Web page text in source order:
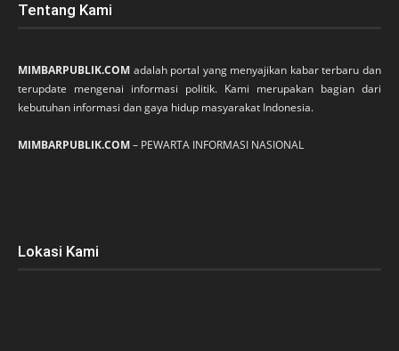
Tentang Kami
MIMBARPUBLIK.COM adalah portal yang menyajikan kabar terbaru dan
terupdate mengenai informasi politik. Kami merupakan bagian dari
kebutuhan informasi dan gaya hidup masyarakat Indonesia.
MIMBARPUBLIK.COM– PEWARTA INFORMASI NASIONAL
Lokasi Kami